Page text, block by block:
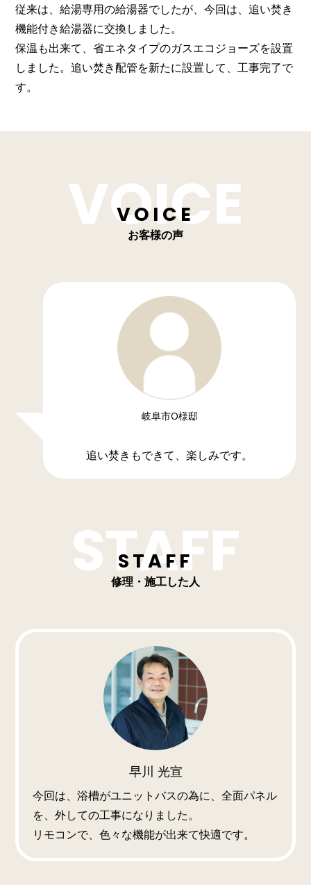
従来は、給湯専用の給湯器でしたが、今回は、追い焚き
機能付き給湯器に交換しました。
保温も出来て、省エネタイプのガスエコジョーズを設置
しました。追い焚き配管を新たに設置して、工事完了で
す。
VOICE
お客様の声
追い焚きもできて、楽しみです。
岐阜市O様邸
STAFF
修理・施工した人
早川 光宣
今回は、浴槽がユニットバスの為に、全面パネル
を、外しての工事になりました。
リモコンで、色々な機能が出来て快適です。